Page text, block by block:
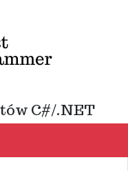
C#/.NET